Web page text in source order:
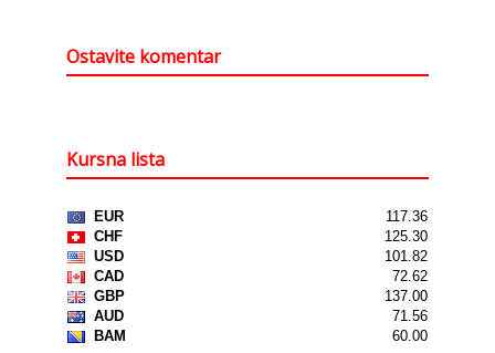
Ostavite komentar
Kursna lista